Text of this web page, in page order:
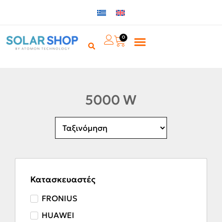
0
5000 W
Κατασκευαστές
FRONIUS
HUAWEI